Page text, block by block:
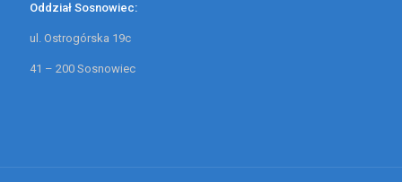
Oddział Sosnowiec:
ul. Ostrogórska 19c
41 – 200 Sosnowiec